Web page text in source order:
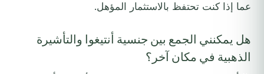
عما إذا كنت تحتفظ بالاستثمار المؤهل.
هل يمكنني الجمع بين جنسية أنتيغوا والتأشيرة
الذهبية في مكان آخر؟